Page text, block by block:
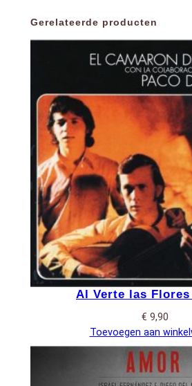
Gerelateerde producten
Al Verte las
€ 9,90
Toevoegen aan